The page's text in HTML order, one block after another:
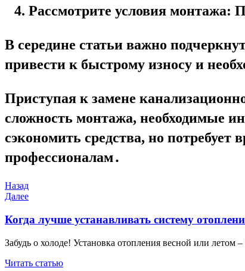
Рассмотрите условия монтажа:
В середине статьи важно
привести к быстрому износу и
Приступая к замене
сложность монтажа, необходимые
сэкономить средства, но
профессионалам․
Навигация
по
записям
Предыдущая
запись
Назад
Следующая
Далее
Когда лучше устанавливать систему
Забудь о холоде! Установка отопления весной или
Читать статью